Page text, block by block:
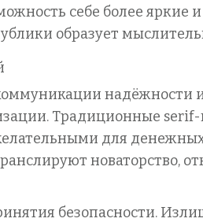
себе более
образует
надёжности
Традиционные
для
новаторство,
безопасности.